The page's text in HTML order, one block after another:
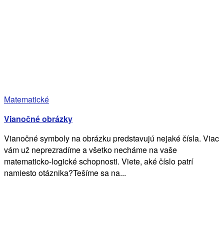
Matematické
Vianočné obrázky
Vianočné symboly na obrázku predstavujú nejaké čísla. Viac
vám už neprezradíme a všetko necháme na vaše
matematicko-logické schopnosti. Viete, aké číslo patrí
namiesto otáznika?Tešíme sa na...